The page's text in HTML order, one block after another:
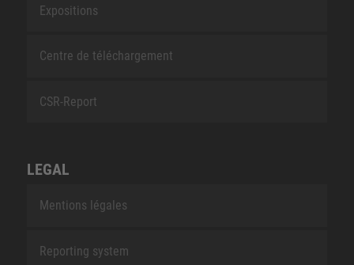
Expositions
Centre de téléchargement
CSR-Report
LEGAL
Mentions légales
Reporting system